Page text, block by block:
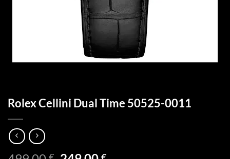
Rolex Cellini Dual Time 50525-0011